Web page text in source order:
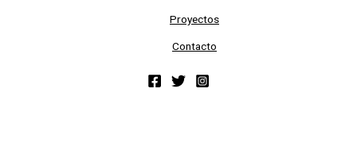
Proyectos
Contacto